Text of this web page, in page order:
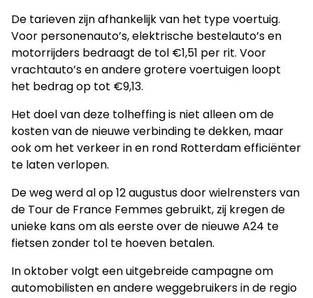
De tarieven zijn afhankelijk van het type voertuig.
Voor personenauto’s, elektrische bestelauto’s en
motorrijders bedraagt de tol €1,51 per rit. Voor
vrachtauto’s en andere grotere voertuigen loopt
het bedrag op tot €9,13.
Het doel van deze tolheffing is niet alleen om de
kosten van de nieuwe verbinding te dekken, maar
ook om het verkeer in en rond Rotterdam efficiënter
te laten verlopen.
De weg werd al op 12 augustus door wielrensters van
de Tour de France Femmes gebruikt, zij kregen de
unieke kans om als eerste over de nieuwe A24 te
fietsen zonder tol te hoeven betalen.
In oktober volgt een uitgebreide campagne om
automobilisten en andere weggebruikers in de regio